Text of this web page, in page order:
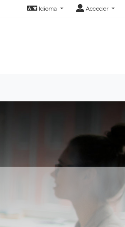
Idioma Acceder